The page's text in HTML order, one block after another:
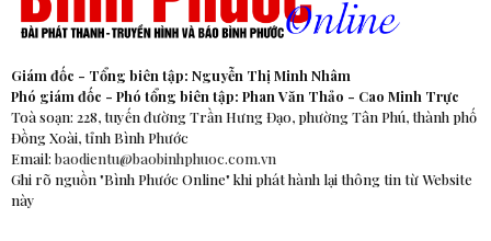
Giám đốc - Tổng biên tập: Nguyễn Thị Minh Nhâm
Phó giám đốc - Phó tổng biên tập: Phan Văn Thảo - Cao Minh Trực
Toà soạn: 228, tuyến đường Trần Hưng Đạo, phường Tân Phú, thành phố
Đồng Xoài, tỉnh Bình Phước
Email: baodientu@baobinhphuoc.com.vn
Ghi rõ nguồn "Bình Phước Online" khi phát hành lại thông tin từ Website
này